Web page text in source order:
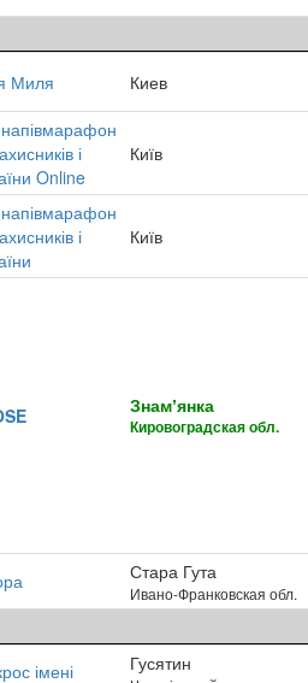
Миля Киев
напівмарафон
і
Online
Київ
напівмарафон
і
Київ
Знамʼянка
Кировоградская обл.
Стара Гута
Ивано-Франковская обл.
імені
Гусятин